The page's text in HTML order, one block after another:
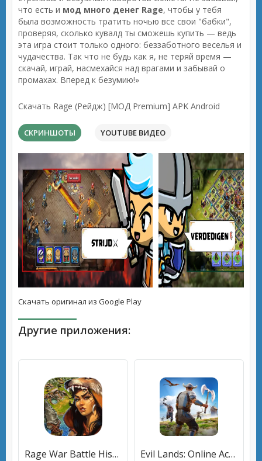
что есть и мод много денег Rage, чтобы у тебя
была возможность тратить ночью все свои "бабки",
проверяя, сколько кувалд ты сможешь купить — ведь
эта игра стоит только одного: беззаботного веселья и
чудачества. Так что не будь как я, не теряй время —
скачай, играй, насмехайся над врагами и забывай о
промахах. Вперед к безумию!»
Скачать Rage (Рейдж) [МОД Premium] APK Android
СКРИНШОТЫ YOUTUBE ВИДЕО
Скачать оригинал из Google Play
Другие приложения:
Rage War Battle History (Рэйдж Вар) [МОД Меню] APK Android Evil Lands: Online Action RPG (Ивил Лендс) [МОД Unlocked] APK Android